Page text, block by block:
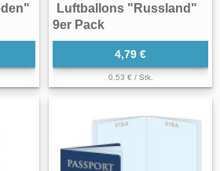
Luftballons "Russland"
9er Pack
4,79 €
0,53 € / Stk.